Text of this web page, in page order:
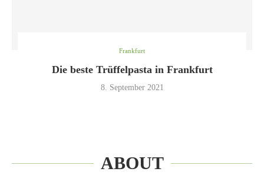
Frankfurt
Die beste Trüffelpasta in Frankfurt
8. September 2021
ABOUT